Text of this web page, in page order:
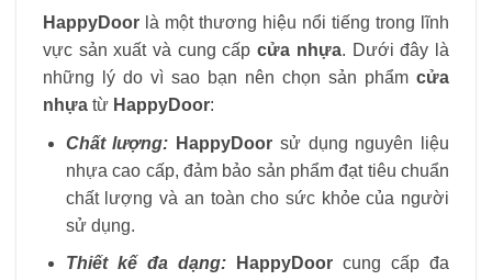
HappyDoor là một thương hiệu nổi tiếng trong lĩnh
vực sản xuất và cung cấpcửa nhựa. Dưới đây là
những lý do vì sao bạn nên chọn sản phẩm cửa
nhựa từ HappyDoor:
Chất lượng: HappyDoor sử dụng nguyên liệu
nhựa cao cấp, đảm bảo sản phẩm đạt tiêu chuẩn
chất lượng và an toàn cho sức khỏe của người
sử dụng.
Thiết kế đa dạng: HappyDoorcung cấp đa